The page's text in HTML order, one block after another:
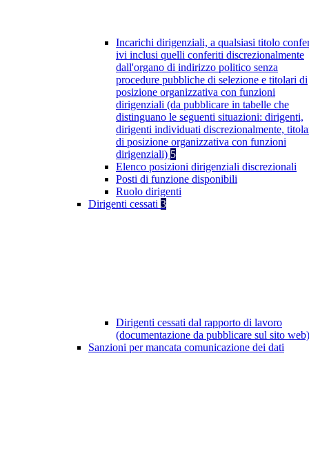
Incarichi dirigenziali, a qualsiasi titolo
ivi inclusi quelli conferiti discrezionalmente
dall'organo di indirizzo politico senza
procedure pubbliche di selezione e titolari di
posizione organizzativa con funzioni
dirigenziali (da pubblicare in tabelle che
distinguano le seguenti situazioni: dirigenti,
dirigenti individuati discrezionalmente,
di posizione organizzativa con funzioni
dirigenziali) 5
Elenco posizioni dirigenziali discrezionali
Posti di funzione disponibili
Ruolo dirigenti
Dirigenti cessati 3
Dirigenti cessati dal rapporto di lavoro
(documentazione da pubblicare sul sito
Sanzioni per mancata comunicazione dei dati